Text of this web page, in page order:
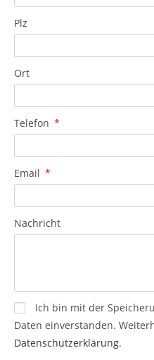
Plz
Ort
Telefon
Email
Nachricht
Ich bin mit der
Daten einverstanden.
Datenschutzerklärung.